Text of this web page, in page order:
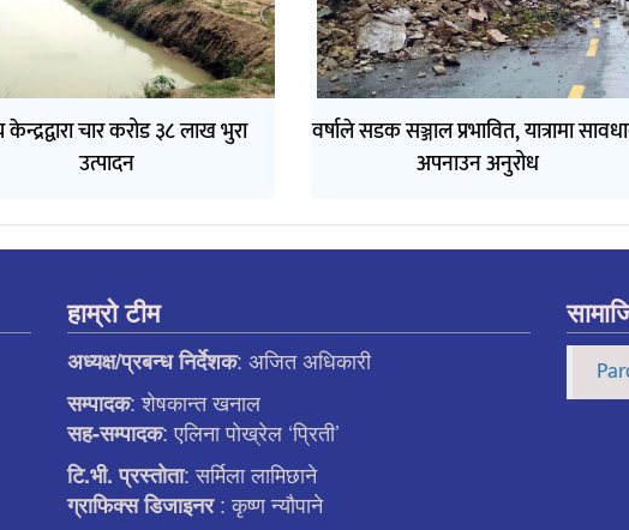
चार करोड ३८ लाख भुरा
उत्पादन
वर्षाले सडक सञ्जाल प्रभावित, यात्रामा
अपनाउन अनुरोध
हाम्रो टीम
अध्यक्ष/प्रबन्ध निर्देशक: अजित अधिकारी
सम्पादक: शेषकान्त खनाल
सह-सम्पादक: एलिना पाेख्रेल ‘प्रिती’
टि.भी. प्रस्ताेता: सर्मिला लामिछाने
ग्राफिक्स डिजाइनर: कृष्ण न्याैपाने